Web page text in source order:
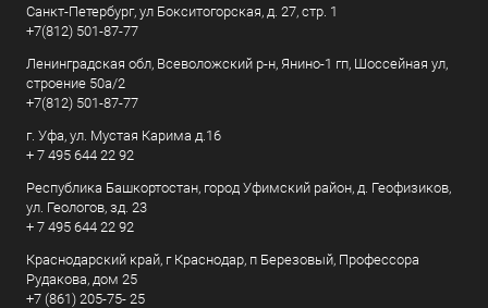
Санкт-Петербург, ул Бокситогорская, д. 27, стр. 1
+7(812) 501-87-77
Ленинградская обл, Всеволожский р-н, Янино-1 гп, Шоссейная ул,
строение 50а/2
+7(812) 501-87-77
г. Уфа, ул. Мустая Карима д.16
+ 7 495 644 22 92
Республика Башкортостан, город Уфимский район, д. Геофизиков,
ул. Геологов, зд. 23
+ 7 495 644 22 92
Краснодарский край, г Краснодар, п Березовый, Профессора
Рудакова, дом 25
+7 (861) 205-75- 25